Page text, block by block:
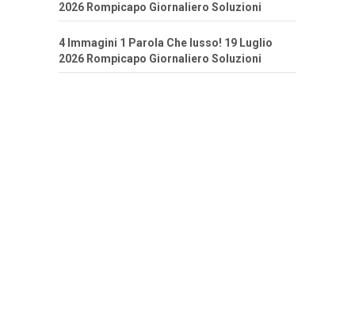
2026 Rompicapo Giornaliero Soluzioni
4 Immagini 1 Parola Che lusso! 19 Luglio
2026 Rompicapo Giornaliero Soluzioni